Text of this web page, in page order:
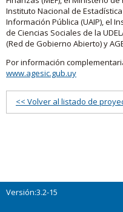
Instituto Nacional de
Información Pública (UAIP), el
de Ciencias Sociales de la
(Red de Gobierno Abierto) y
Por información
www.agesic.gub.uy
<< Volver al listado de
Versión:3.2-15